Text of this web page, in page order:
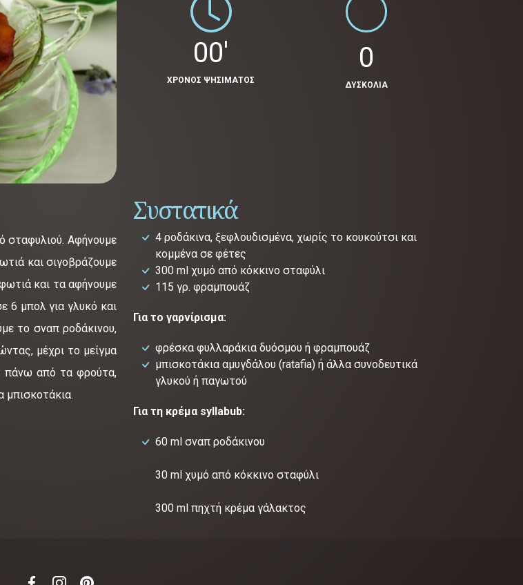
00'
ΧΡΟΝΟΣ ΨΗΣΙΜΑΤΟΣ
0
ΔΥΣΚΟΛΙΑ
Συστατικά
4 ροδάκινα, ξεφλουδισμένα, χωρίς το κουκούτσι και
κομμένα σε φέτες
300 ml χυμό από κόκκινο σταφύλι
115 γρ. φραμπουάζ
Για το γαρνίρισμα:
φρέσκα φυλλαράκια δυόσμου ή φραμπουάζ
μπισκοτάκια αμυγδάλου (ratafia) ή άλλα συνοδευτικά
γλυκού ή παγωτού
Για τη κρέμα syllabub:
60 ml σναπ ροδάκινου
30 ml χυμό από κόκκινο σταφύλι
300 ml πηχτή κρέμα γάλακτος
σταφυλιού. Αφήνουμε
και σιγοβράζουμε
και τα αφήνουμε
6 μπολ για γλυκό και
το σναπ ροδάκινου,
μέχρι το μείγμα
πάνω από τα φρούτα,
μπισκοτάκια.